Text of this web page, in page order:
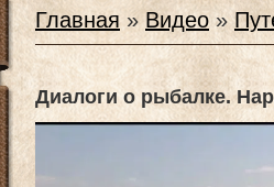
Главная »Видео »
Диалоги о рыбалке.